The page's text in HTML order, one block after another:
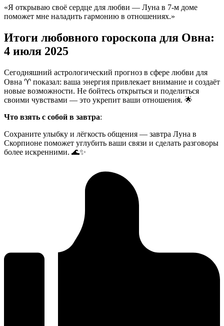
«Я открываю своё сердце для любви — Луна в 7-м доме
поможет мне наладить гармонию в отношениях.»
Итоги любовного гороскопа для Овна:
4 июля 2025
Сегодняшний астрологический прогноз в сфере любви для
Овна ♈ показал: ваша энергия привлекает внимание и создаёт
новые возможности. Не бойтесь открыться и поделиться
своими чувствами — это укрепит ваши отношения. 🌟
Что взять с собой в завтра:
Сохраните улыбку и лёгкость общения — завтра Луна в
Скорпионе поможет углубить ваши связи и сделать разговоры
более искренними. 🌊✨